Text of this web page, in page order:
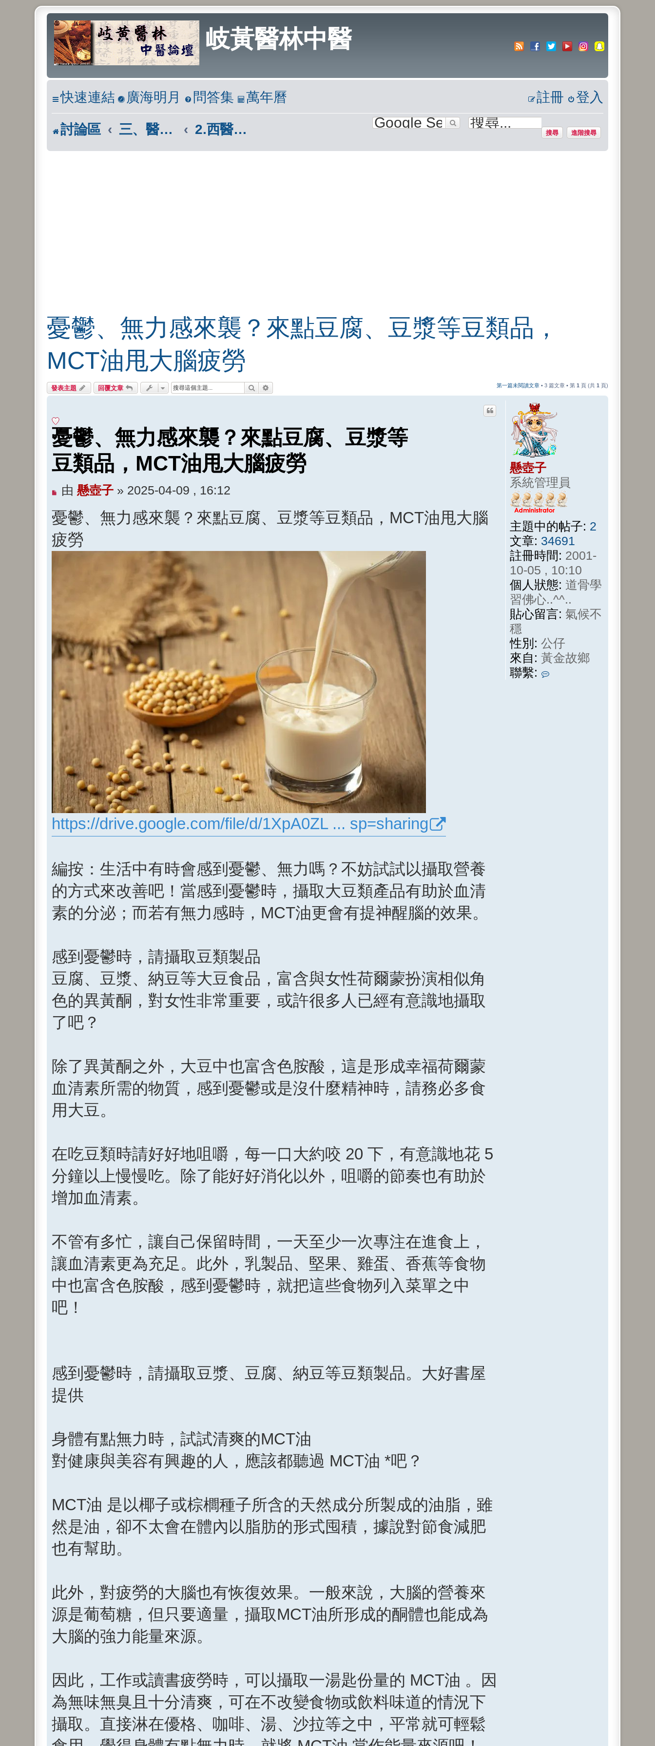
岐黃醫林中醫
快速連結 廣海明月 問答集 萬年曆 登入
註冊
討論區 三、醫學報導區(市面報章雜誌) 2.西醫報導 搜尋 進階搜尋
憂鬱、無力感來襲？來點豆腐、豆漿等豆類品，
MCT油甩大腦疲勞
發表主題 回覆文章 搜尋 第一篇未閱讀文章 • 3 篇文章 • 第 1 頁 (共 1 頁)
懸壺子
系統管理員
主題中的帖子: 2
文章: 34691
註冊時間: 2001-
10-05 , 10:10
個人狀態: 道骨學
習佛心..^^..
貼心留言: 氣候不
穩
性別: 公仔
來自: 黃金故鄉
聯繫:
憂鬱、無力感來襲？來點豆腐、豆漿等
豆類品，MCT油甩大腦疲勞
未
讀
文
章
由 懸壺子» 2025-04-09 , 16:12
憂鬱、無力感來襲？來點豆腐、豆漿等豆類品，MCT油甩大腦
疲勞
https://drive.google.com/file/d/1XpA0ZL ... sp=sharing
編按：生活中有時會感到憂鬱、無力嗎？不妨試試以攝取營養
的方式來改善吧！當感到憂鬱時，攝取大豆類產品有助於血清
素的分泌；而若有無力感時，MCT油更會有提神醒腦的效果。
感到憂鬱時，請攝取豆類製品
豆腐、豆漿、納豆等大豆食品，富含與女性荷爾蒙扮演相似角
色的異黃酮，對女性非常重要，或許很多人已經有意識地攝取
了吧？
除了異黃酮之外，大豆中也富含色胺酸，這是形成幸福荷爾蒙
血清素所需的物質，感到憂鬱或是沒什麼精神時，請務必多食
用大豆。
在吃豆類時請好好地咀嚼，每一口大約咬 20 下，有意識地花 5
分鐘以上慢慢吃。除了能好好消化以外，咀嚼的節奏也有助於
增加血清素。
不管有多忙，讓自己保留時間，一天至少一次專注在進食上，
讓血清素更為充足。此外，乳製品、堅果、雞蛋、香蕉等食物
中也富含色胺酸，感到憂鬱時，就把這些食物列入菜單之中
吧！
感到憂鬱時，請攝取豆漿、豆腐、納豆等豆類製品。大好書屋
提供
身體有點無力時，試試清爽的MCT油
對健康與美容有興趣的人，應該都聽過 MCT油 *吧？
MCT油 是以椰子或棕櫚種子所含的天然成分所製成的油脂，雖
然是油，卻不太會在體內以脂肪的形式囤積，據說對節食減肥
也有幫助。
此外，對疲勞的大腦也有恢復效果。一般來說，大腦的營養來
源是葡萄糖，但只要適量，攝取MCT油所形成的酮體也能成為
大腦的強力能量來源。
因此，工作或讀書疲勞時，可以攝取一湯匙份量的 MCT油 。因
為無味無臭且十分清爽，可在不改變食物或飲料味道的情況下
攝取。直接淋在優格、咖啡、湯、沙拉等之中，平常就可輕鬆